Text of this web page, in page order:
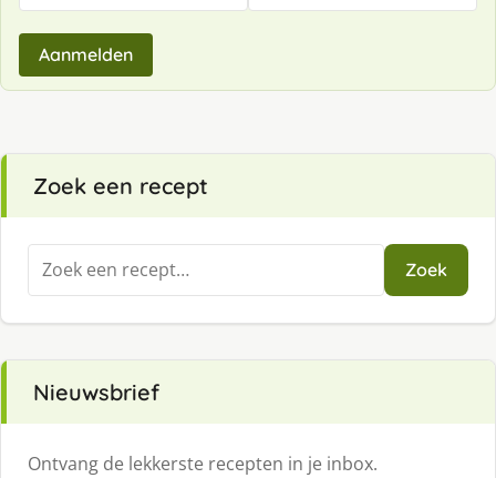
Aanmelden
Zoek een recept
Zoeken
naar:
Zoek
Nieuwsbrief
Ontvang de lekkerste recepten in je inbox.